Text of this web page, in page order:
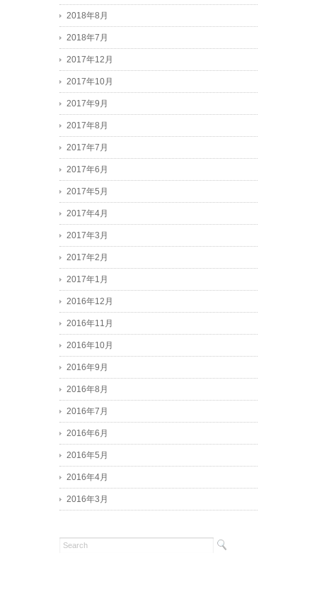
2018年8月
2018年7月
2017年12月
2017年10月
2017年9月
2017年8月
2017年7月
2017年6月
2017年5月
2017年4月
2017年3月
2017年2月
2017年1月
2016年12月
2016年11月
2016年10月
2016年9月
2016年8月
2016年7月
2016年6月
2016年5月
2016年4月
2016年3月